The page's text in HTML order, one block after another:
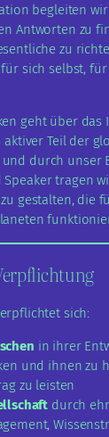
begleiten
Antworten zu
zu
sich selbst,
geht über das
aktiver Teil der
und durch unser
Speaker tragen
gestalten, die
sich:
in ihrer
und ihnen zu
zu leisten
durch